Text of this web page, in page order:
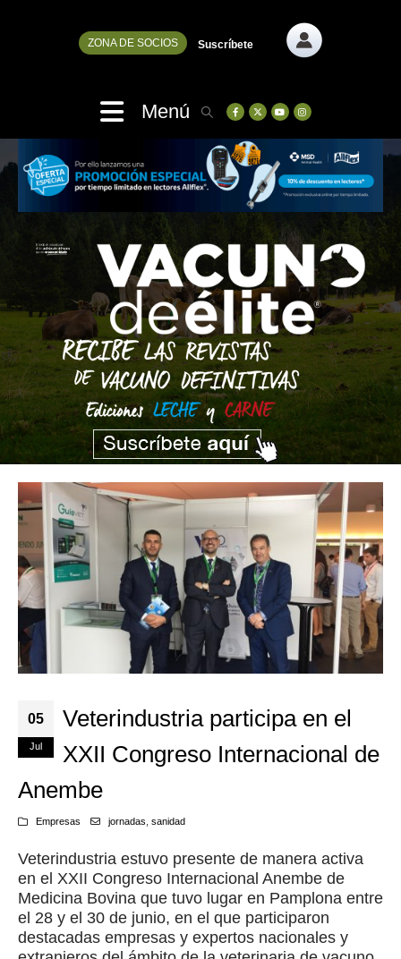
ZONA DE SOCIOS Suscríbete
Menú
05
Jul
Veterindustria participa en el
XXII Congreso Internacional de
Anembe
Empresas jornadas sanidad
Veterindustria estuvo presente de manera activa
en el XXII Congreso Internacional Anembe de
Medicina Bovina que tuvo lugar en Pamplona entre
el 28 y el 30 de junio, en el que participaron
destacadas empresas y expertos nacionales y